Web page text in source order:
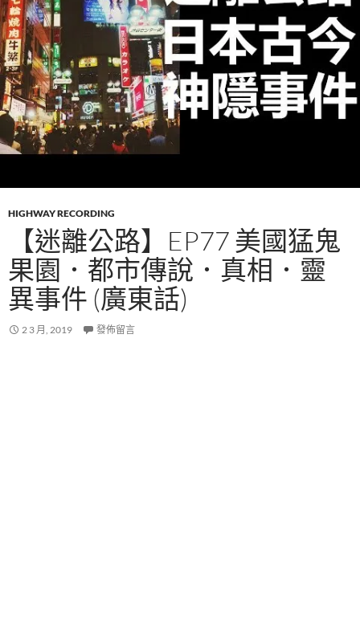
HIGHWAY RECORDING
【迷離公路】EP77 美國猛鬼
果園．都市傳說．真相．靈
異事件 (廣東話)
2 3 月, 2019 發佈留言